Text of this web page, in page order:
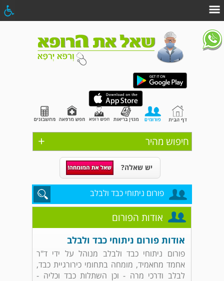
+ חיפוש מהיר
יש שאלה?
פורום ניתוחי כבד ולבלב
אודות הפורום
אודות פורום ניתוחי כבד ולבלב
פורום ניתוחי כבד ולבלב מנוהל על ידי ד"ר
אחמד מחאמיד, מומחה בתחומי כירורגיית כבד,
לבלב ודרכי מרה - וכן השתלות כבד וכליה -